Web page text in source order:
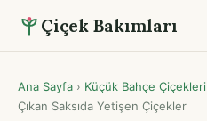
Çiçek Bakımları
Ana Sayfa › Küçük Bahçe Çiçekleri
Çıkan Saksıda Yetişen Çiçekler